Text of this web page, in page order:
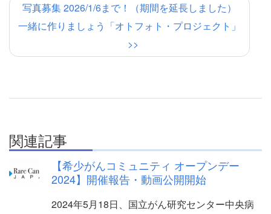
写真募集 2026/1/6まで！（期間を延長しました）
一緒に作りましょう「オトフォト・プロジェクト」
関連記事
【希少がんコミュニティ オープンデー
2024】開催報告・動画公開開始
2024年5月18日、国立がん研究センター中央病